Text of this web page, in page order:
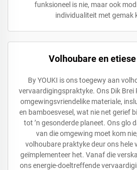
funksioneel is nie, maar ook
individualiteit met gemak
Volhoubare en
By YOUKI is ons toegewy aan
vervaardigingspraktyke. Ons Dik
omgewingsvriendelike materiale,
en bamboesvesel, wat nie net gerief
tot ’n gesonderde planeet. Ons glo
van die omgewing moet kom
volhoubare praktyke deur ons hele
geïmplementeer het. Vanaf die
ons energie-doeltreffende